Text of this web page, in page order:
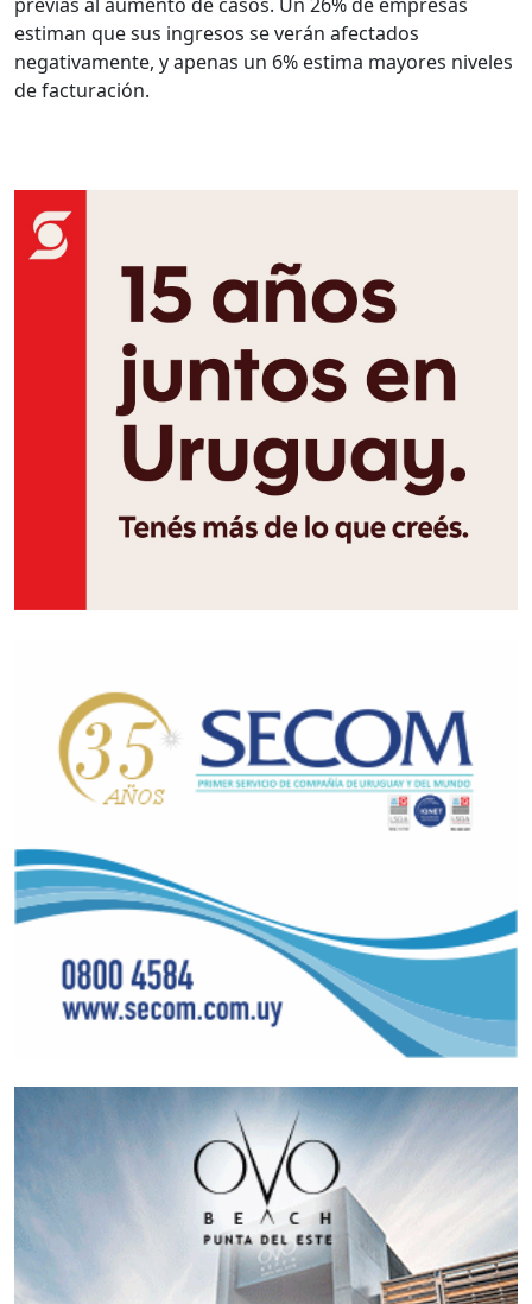
estiman que sus ingresos se verán afectados
negativamente, y apenas un 6% estima mayores niveles
de facturación.